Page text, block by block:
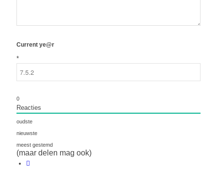
Current ye@r
*
0
Reacties
oudste
nieuwste
meest gestemd
(maar delen mag ook)